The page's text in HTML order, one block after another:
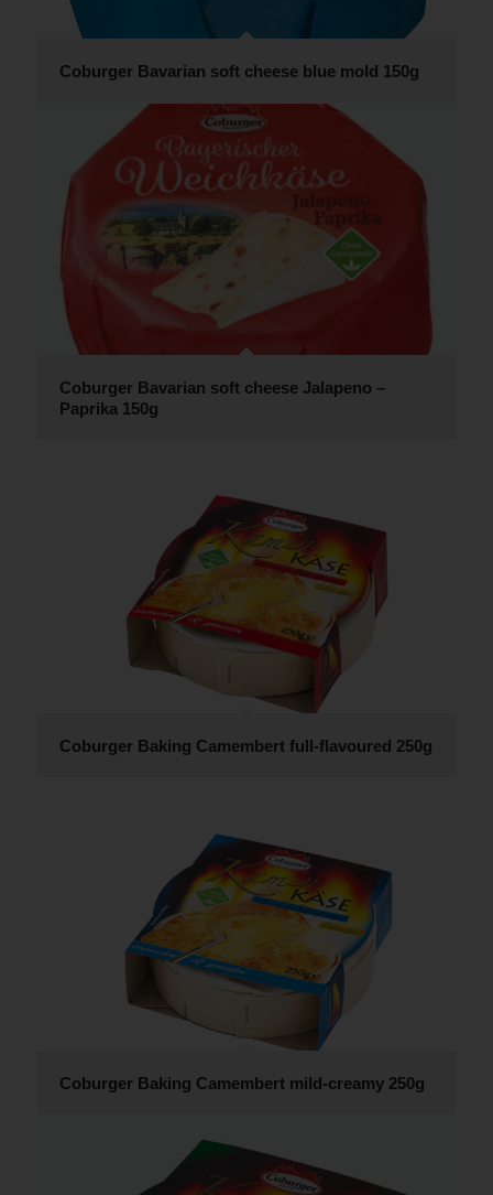
Coburger Bavarian soft cheese blue mold 150g
Coburger Bavarian soft cheese Jalapeno –
Paprika 150g
Coburger Baking Camembert full-flavoured 250g
Coburger Baking Camembert mild-creamy 250g